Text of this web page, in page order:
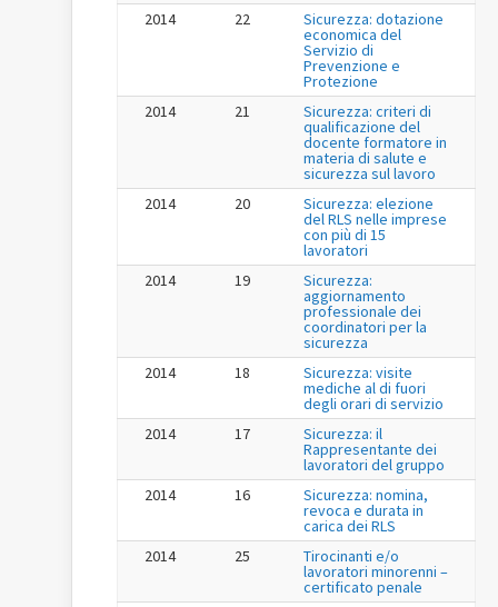
2014
22 Sicurezza: dotazione
economica del
Servizio di
Prevenzione e
Protezione
2014
21 Sicurezza: criteri di
qualificazione del
docente formatore in
materia di salute e
sicurezza sul lavoro
2014
20 Sicurezza: elezione
del RLS nelle imprese
con più di 15
lavoratori
2014
19 Sicurezza:
aggiornamento
professionale dei
coordinatori per la
sicurezza
2014
18 Sicurezza: visite
mediche al di fuori
degli orari di servizio
2014
17 Sicurezza: il
Rappresentante dei
lavoratori del gruppo
2014
16 Sicurezza: nomina,
revoca e durata in
carica dei RLS
2014
25 Tirocinanti e/o
lavoratori minorenni –
certificato penale